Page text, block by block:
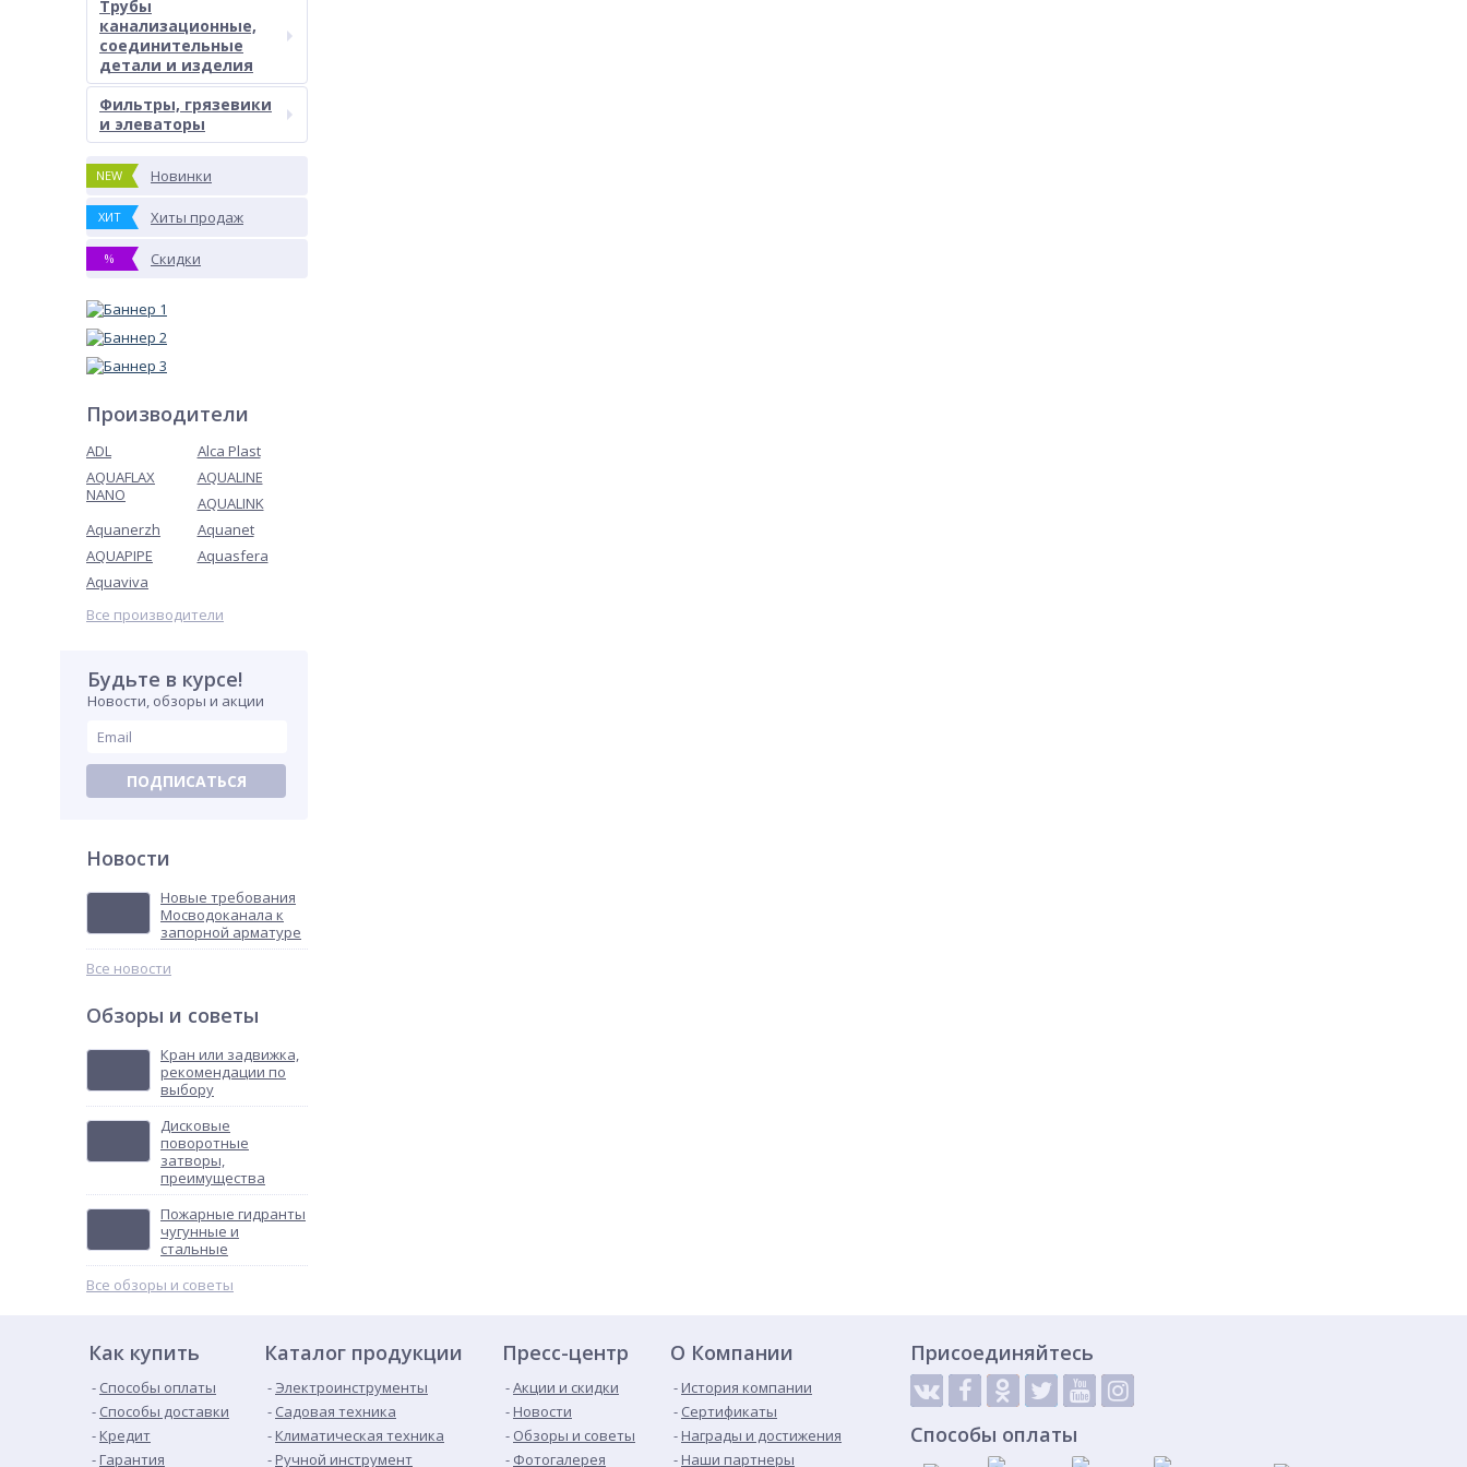
Трубы
канализационные,
соединительные
детали и изделия
Фильтры, грязевики
и элеваторы
NEW Новинки
ХИТ Хиты продаж
% Скидки
Производители
ADL
Alca Plast
AQUAFLAX
NANO
AQUALINE
AQUALINK
Aquanerzh
Aquanet
AQUAPIPE
Aquasfera
Aquaviva
Все производители
Будьте в курсе!
Новости, обзоры и акции
ПОДПИСАТЬСЯ
Новости
Новые требования
Мосводоканала к
запорной арматуре
Все новости
Обзоры и советы
Кран или задвижка,
рекомендации по
выбору
Дисковые
поворотные
затворы,
преимущества
Пожарные гидранты
чугунные и
стальные
Все обзоры и советы
Как купить
Способы оплаты
Способы доставки
Кредит
Гарантия
Каталог продукции
Электроинструменты
Садовая техника
Климатическая техника
Ручной инструмент
Пресс-центр
Акции и скидки
Новости
Обзоры и советы
Фотогалерея
О Компании
История компании
Сертификаты
Награды и достижения
Наши партнеры
Присоединяйтесь
Способы оплаты